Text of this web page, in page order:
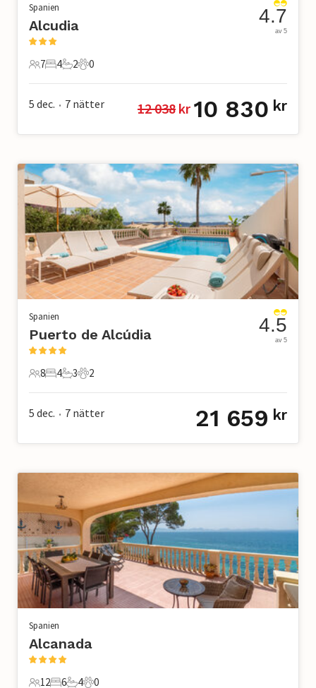
Spanien
Alcudia
7 Gäster
7
4 Sovrum
4
2 Badrum
2
0 Husdjur
0
4.7
av 5
5 dec. • 7 nätter 12 038 kr 10 830 kr
Spanien
Puerto de Alcúdia
8 Gäster
8
4 Sovrum
4
3 Badrum
3
2 Husdjur
2
4.5
av 5
5 dec. • 7 nätter 21 659 kr
Spanien
Alcanada
12 6 4 0